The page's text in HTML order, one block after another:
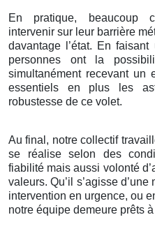
En pratique, beaucoup
intervenir sur leur barrière
davantage l’état. En
personnes ont la
simultanément recevant un
essentiels en plus les
robustesse de ce volet.
Au final, notre collectif
se réalise selon des
fiabilité mais aussi volonté
valeurs. Qu’il s’agisse
intervention en urgence, ou
notre équipe demeure prêts